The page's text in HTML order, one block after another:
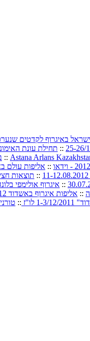
באיגרוף לקדטים שנערכה
:: תחילת עונת האימונים 2013/
:: Astana Arlans
:: אליפות עולם
:: תוצאות חצי
:: איגרוף אולימפי בלונדון -
:: אליפות איגרוף באשדוד 13-14/04/2012
לו"ז
::